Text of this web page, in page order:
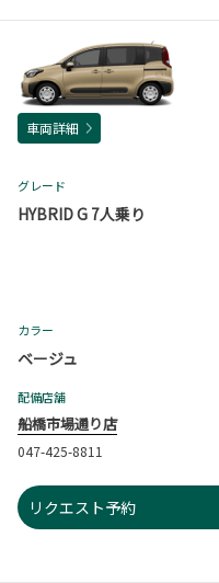
車両詳細
グレード
HYBRID G 7人乗り
カラー
ベージュ
配備店舗
船橋市場通り店
047-425-8811
リクエスト予約